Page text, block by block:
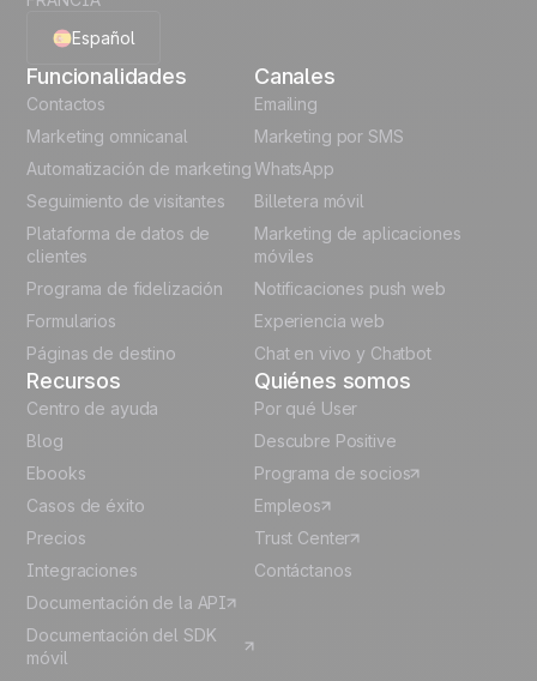
Español
English
French
Polish
German
Funcionalidades
Contactos
Marketing omnicanal
Automatización de marketing
Seguimiento de visitantes
Plataforma de datos de
clientes
Programa de fidelización
Formularios
Páginas de destino
Canales
Emailing
Marketing por SMS
WhatsApp
Billetera móvil
Marketing de aplicaciones
móviles
Notificaciones push web
Experiencia web
Chat en vivo y Chatbot
Recursos
Centro de ayuda
Blog
Ebooks
Casos de éxito
Precios
Integraciones
Documentación de la API
Documentación del SDK
móvil
Quiénes somos
Por qué User
Descubre Positive
Programa de socios
Empleos
Trust Center
Contáctanos